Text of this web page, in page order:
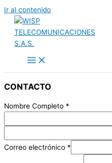
Ir al contenido
CONTACTO
Nombre Completo *
Correo electrónico *